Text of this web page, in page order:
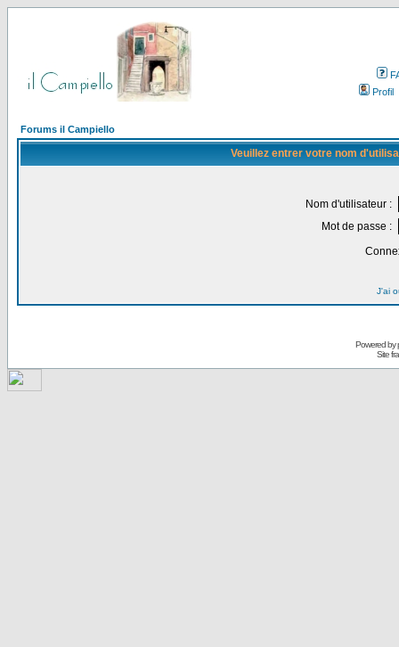
Profil
Forums il Campiello
Veuillez entrer votre nom
Nom d'utilisateur :
Mot de passe :
J'ai
Powered by
Site